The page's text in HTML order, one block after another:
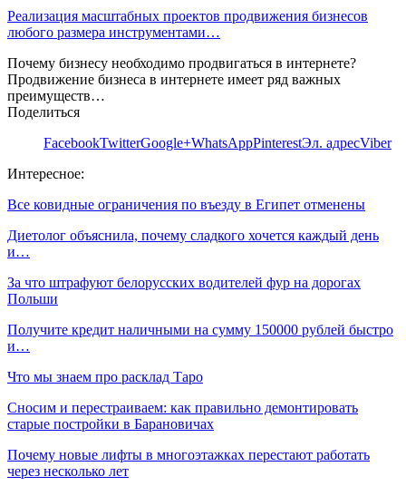
Реализация масштабных проектов продвижения бизнесов
любого размера инструментами…
Почему бизнесу необходимо продвигаться в интернете?
Продвижение бизнеса в интернете имеет ряд важных
преимуществ…
Поделиться
FacebookTwitterGoogle+WhatsAppPinterestЭл. адресViber
Интересное:
Все ковидные ограничения по въезду в Египет отменены
Диетолог объяснила, почему сладкого хочется каждый день
и…
За что штрафуют белорусских водителей фур на дорогах
Польши
Получите кредит наличными на сумму 150000 рублей быстро
и…
Что мы знаем про расклад Таро
Сносим и перестраиваем: как правильно демонтировать
старые постройки в Барановичах
Почему новые лифты в многоэтажках перестают работать
через несколько лет